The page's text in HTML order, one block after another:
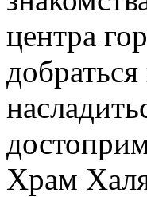
центра
Храм